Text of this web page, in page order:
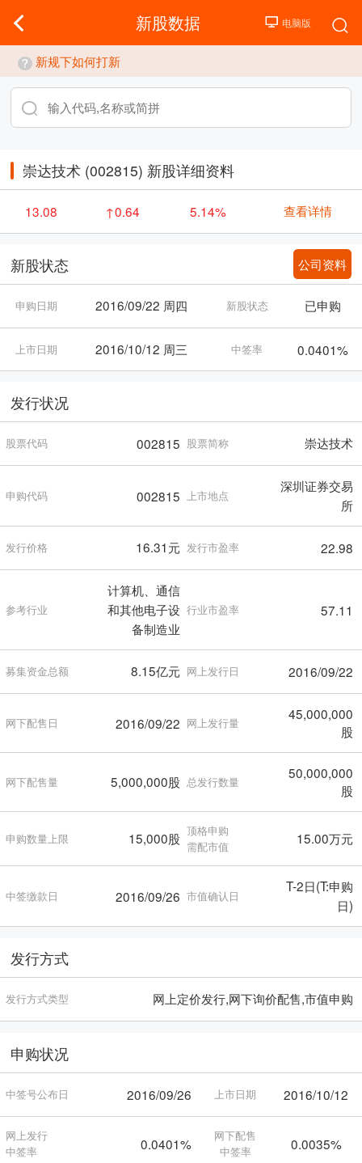
新股数据
新规下如何打新
崇达技术 (002815) 新股详细资料
13.08 ↑0.64 5.14% 查看详情
新股状态 公司资料
申购日期 2016/09/22 周四 新股状态 已申购
上市日期 2016/10/12 周三 中签率 0.0401%
发行状况
股票代码 002815 股票简称 崇达技术
申购代码 002815 上市地点
深圳证券交易
所
发行价格 16.31元 发行市盈率 22.98
参考行业
计算机、通信
和其他电子设
备制造业
行业市盈率 57.11
募集资金总额 8.15亿元 网上发行日 2016/09/22
网下配售日 2016/09/22 网上发行量
45,000,000
股
网下配售量 5,000,000股 总发行数量
50,000,000
股
申购数量上限 15,000股 顶格申购
需配市值
15.00万元
中签缴款日 2016/09/26 市值确认日
T-2日(T:申购
日)
发行方式
发行方式类型 网上定价发行,网下询价配售,市值申购
申购状况
中签号公布日 2016/09/26 上市日期 2016/10/12
网上发行
中签率
0.0401%
网下配售
中签率
0.0035%